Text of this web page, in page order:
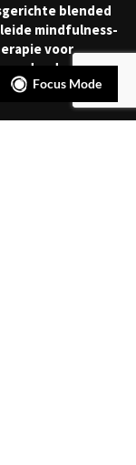
blended
mindfulness-
voor
verder dan
Focus Mode